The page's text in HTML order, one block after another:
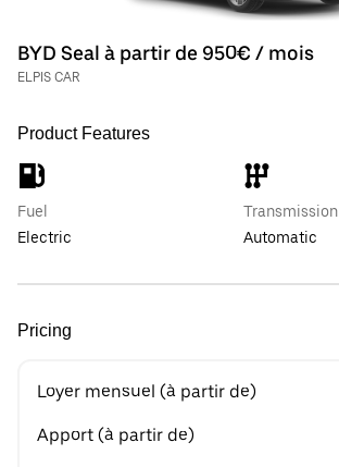
BYD Seal à partir de 950€ / mois
ELPIS CAR
Product Features
Fuel
Electric
Transmission
Automatic
Pricing
Loyer mensuel (à partir de)
Apport (à partir de)